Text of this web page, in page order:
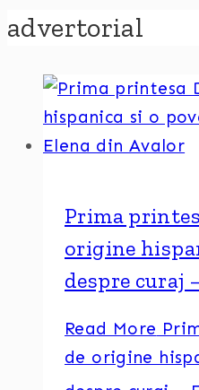
advertorial
Prima
origine
despre curaj
Read More
de origine